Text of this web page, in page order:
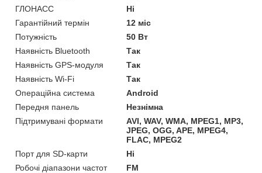
ГЛОНАСС
Ні
Гарантійний термін
12 міс
Потужність
50 Вт
Наявність Bluetooth
Так
Наявність GPS-модуля
Так
Наявність Wi-Fi
Так
Операційна система
Android
Передня панель
Незнімна
Підтримувані формати
AVI, WAV, WMA, MPEG1, MP3,
JPEG, OGG, APE, MPEG4,
FLAC, MPEG2
Порт для SD-карти
Ні
Робочі діапазони частот
FM